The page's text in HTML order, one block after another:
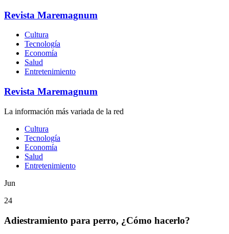
Revista Maremagnum
Cultura
Tecnología
Economía
Salud
Entretenimiento
Revista Maremagnum
La información más variada de la red
Cultura
Tecnología
Economía
Salud
Entretenimiento
Jun
24
Adiestramiento para perro, ¿Cómo hacerlo?